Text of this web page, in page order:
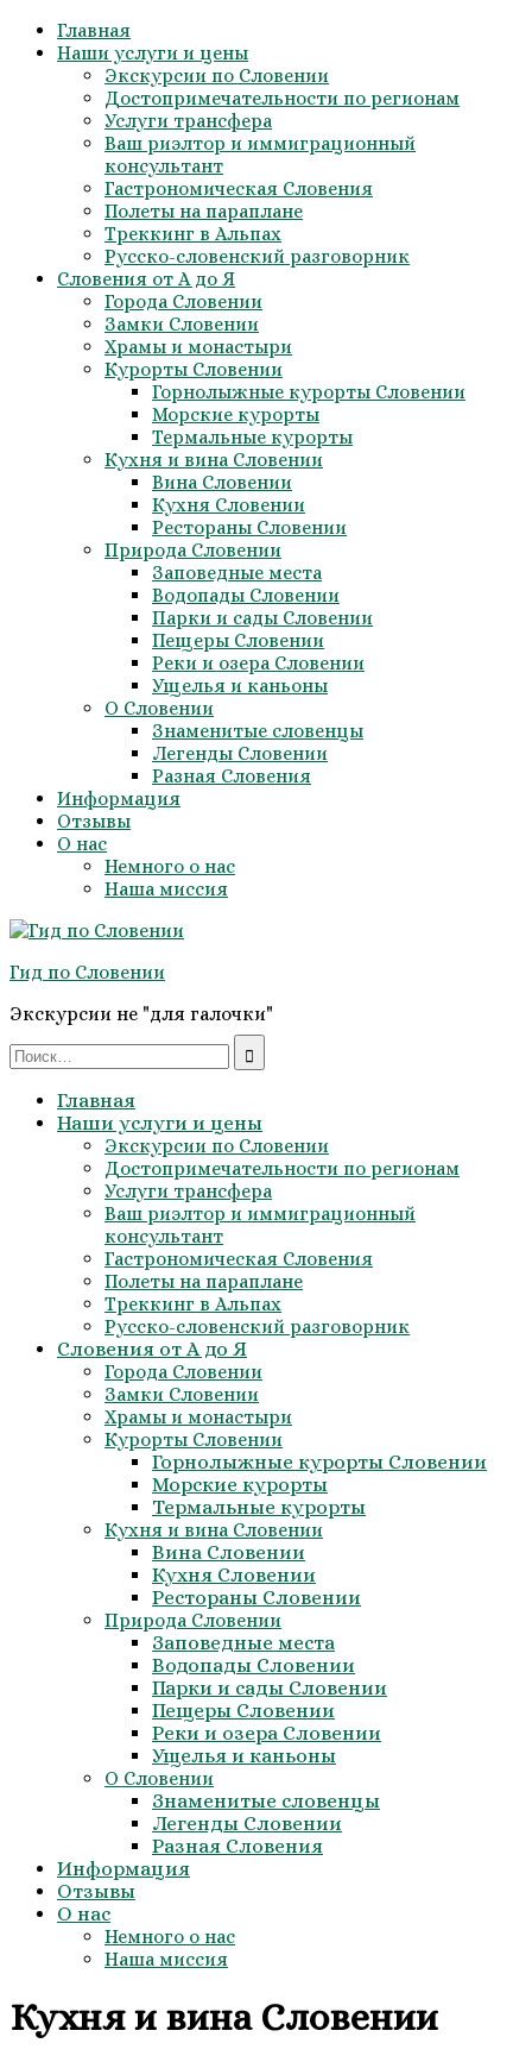
Skip
Главная
Наши услуги и цены
Экскурсии по Словении
Достопримечательности по регионам
Услуги трансфера
Ваш риэлтор и иммиграционный
консультант
Гастрономическая Словения
Полеты на параплане
Треккинг в Альпах
Русско-словенский разговорник
Словения от А до Я
Города Словении
Замки Словении
Храмы и монастыри
Курорты Словении
Горнолыжные курорты Словении
Морские курорты
Термальные курорты
Кухня и вина Словении
Вина Словении
Кухня Словении
Рестораны Словении
Природа Словении
Заповедные места
Водопады Словении
Парки и сады Словении
Пещеры Словении
Реки и озера Словении
Ущелья и каньоны
О Словении
Знаменитые словенцы
Легенды Словении
Разная Словения
Информация
Отзывы
О нас
Немного о нас
Наша миссия
Гид по Словении
Экскурсии не "для галочки"
Search
for:
Главная
Наши услуги и цены
Экскурсии по Словении
Достопримечательности по регионам
Услуги трансфера
Ваш риэлтор и иммиграционный
консультант
Гастрономическая Словения
Полеты на параплане
Треккинг в Альпах
Русско-словенский разговорник
Словения от А до Я
Города Словении
Замки Словении
Храмы и монастыри
Курорты Словении
Горнолыжные курорты Словении
Морские курорты
Термальные курорты
Кухня и вина Словении
Вина Словении
Кухня Словении
Рестораны Словении
Природа Словении
Заповедные места
Водопады Словении
Парки и сады Словении
Пещеры Словении
Реки и озера Словении
Ущелья и каньоны
О Словении
Знаменитые словенцы
Легенды Словении
Разная Словения
Информация
Отзывы
О нас
Немного о нас
Наша миссия
Кухня и вина Словении